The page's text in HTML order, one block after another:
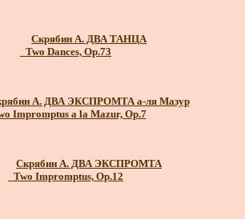
Скрябин А. ДВА ТАНЦА
_Two Dances, Op.73
А. ДВА ЭКСПРОМТА а-ля Мазур
Impromptus a la Mazur, Op.7
Скрябин А. ДВА ЭКСПРОМТА
_Two Impromptus, Op.12